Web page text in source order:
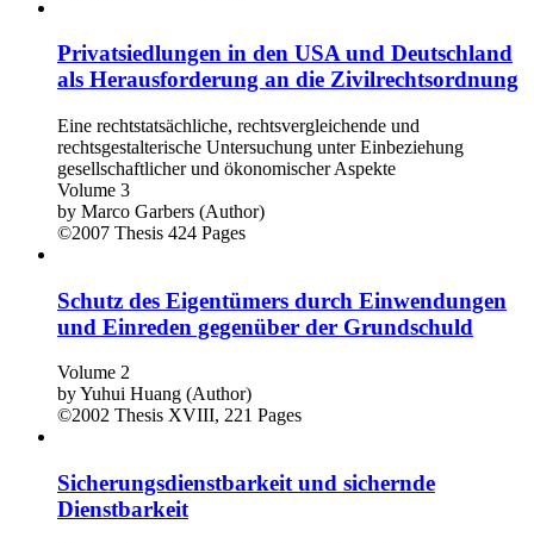
Privatsiedlungen in den USA und Deutschland
als Herausforderung an die Zivilrechtsordnung
Eine rechtstatsächliche, rechtsvergleichende und
rechtsgestalterische Untersuchung unter Einbeziehung
gesellschaftlicher und ökonomischer Aspekte
Volume 3
by Marco Garbers (Author)
©2007 Thesis 424 Pages
Schutz des Eigentümers durch Einwendungen
und Einreden gegenüber der Grundschuld
Volume 2
byYuhui Huang (Author)
©2002 Thesis XVIII, 221 Pages
Sicherungsdienstbarkeit und sichernde
Dienstbarkeit